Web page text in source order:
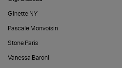
Ginette NY
Pascale Monvoisin
Stone Paris
Vanessa Baroni